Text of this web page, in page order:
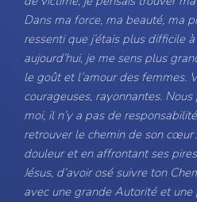
Dans ma force, ma beauté, ma
ressenti que j’étais plus difficile
aujourd’hui, je me sens plus
le goût et l’amour des femmes.
courageuses, rayonnantes.
moi, il n’y a pas de
retrouver le chemin de son cœur
douleur et en affrontant ses
Jésus, d’avoir osé suivre ton
avec une grande Autorité et